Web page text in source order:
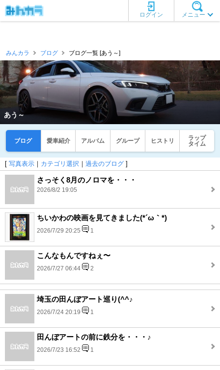
メニュー
ログイン
みんカラ ブログ ブログ一覧 [あう～]
あう～
ブログ 愛車紹介 アルバム グループ ヒストリ
ラップ
タイム
[ 写真表示 ｜ カテゴリ選択 ｜ 過去のブログ ]
さっそく8月のノロマを・・・
2026/8/2 19:05
ちいかわの映画を見てきました(*´ω｀*)
2026/7/29 20:25 1
こんなもんですねぇ〜
2026/7/27 06:44 2
埼玉の田んぼアート巡り(^^♪
2026/7/24 20:19 1
田んぼアートの前に鉄分を・・・♪
2026/7/23 16:52 1